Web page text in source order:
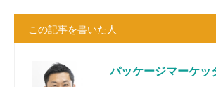
この記事を書いた人
パッケージマーケッ